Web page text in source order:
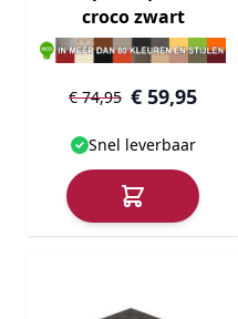
croco zwart
€ 59,95
€ 74,95
Snel leverbaar